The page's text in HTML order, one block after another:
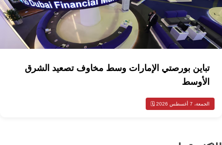
تباين بورصتي الإمارات وسط مخاوف تصعيد الشرق
الأوسط
الجمعة، 7 أغسطس 2026 🗓️